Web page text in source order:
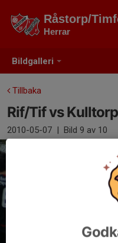
Bildgalleri
Råstorp/
Herrar
Tillbaka
Rif/Tif vs
2010-05-07 | Bild 9 av 10